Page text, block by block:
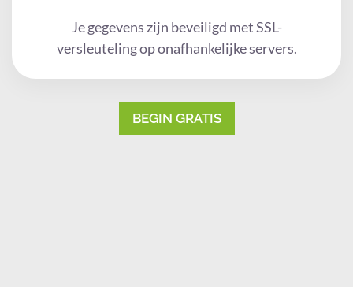
Je gegevens zijn beveiligd met SSL-
versleuteling op onafhankelijke servers.
BEGIN GRATIS